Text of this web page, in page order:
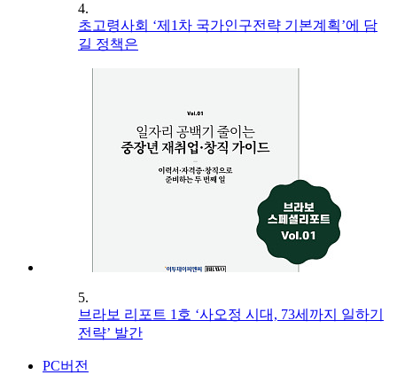
4.
초고령사회 ‘제1차 국가인구전략 기본계획’에 담
길 정책은
5.
브라보 리포트 1호 ‘사오정 시대, 73세까지 일하기
전략’ 발간
PC버전